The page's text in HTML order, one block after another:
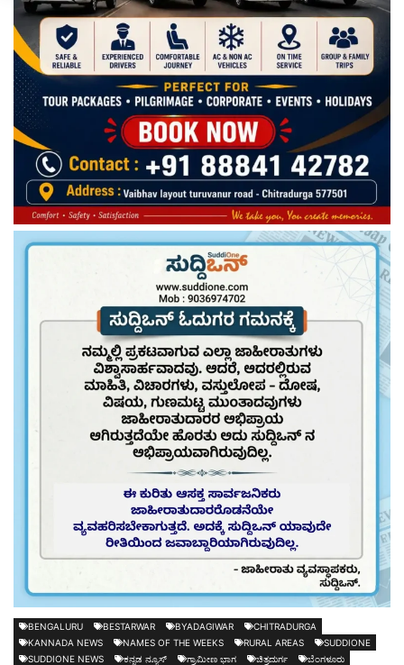
BENGALURU BESTARWAR BYADAGIWAR
CHITRADURGA
KANNADA NEWS
NAMES OF THE WEEKS RURAL AREAS
SUDDIONE
SUDDIONE NEWS
ಕನ್ನಡ ನ್ಯೂಸ್ ಗ್ರಾಮೀಣ ಭಾಗ ಚಿತ್ರದುರ್ಗ
ಬೆಂಗಳೂರು